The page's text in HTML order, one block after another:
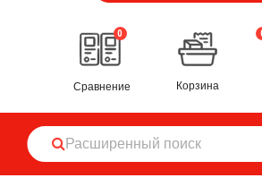
0
Сравнение Корзина